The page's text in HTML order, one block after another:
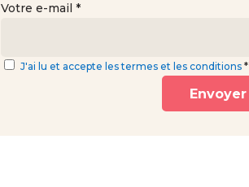
Votre e-mail *
J'ai lu et accepte les termes et les conditions *
Envoyer